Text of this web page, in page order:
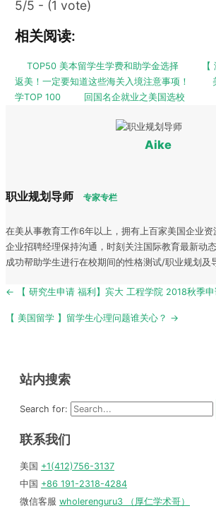
5/5 - (1 vote)
相关阅读:
TOP50 美本留学生学费和助学金选择
返美！一定要知道这些海关入境注意事项！
学TOP 100
回国名企就业之美国选校
Aike
职业规划导师 专家专栏
在美从事教育工作6年以上，拥有上百家美国企业
企业招聘经理保持沟通，时刻关注国际教育最新动
成功帮助学生进行在校期间的性格测试/职业规划及
Post
← 【 研究生申请 福利】宾大 工程学院 2018秋季
【 美国留学 】留学生心理问题谁关心？ →
站内搜索
Search for:
联系我们
美国 +1(412)756-3137
中国 +86 191-2318-4284
微信客服 wholerenguru3 （厚仁学术哥）